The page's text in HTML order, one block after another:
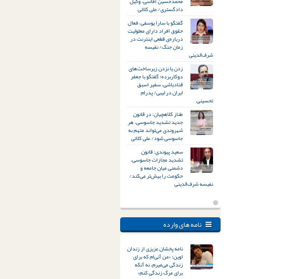
دادگستری/ علی کلائی
گفتگو با سارا یوسفی، فعال
حقوق افراد دارای معلولیت
درباره‌ی قطعی اینترنت در
زمان جنگ/ نفیسه
شرف‌الدینی
زدن یا نزدن زیرساخت‌های
دوکاربرده؛ گفتگو با جعفر
قنادباشی، سفیر اسبق
ایران در لیبی/ پدرام
تحسینی
طناز کلاهچیان: در قانون
جدید تشدید جاسوسی، هر
شهروندی می‌تواند متهم به
جاسوسی شود/ علی کلائی
سعید پیوندی: قانون
تشدید مجازات جاسوسی،
دشمنی میان جامعه و
حکومت را بیش‌تر می‌کند/
نفیسه شرف‌الدینی
نامه های وارده
نامه پخشان عزیزی از زندان
اوین؛ «من آنی‌ام که برای
زندگی می‌میرم، نه آنکه
برای مرگ زندگی کنم»